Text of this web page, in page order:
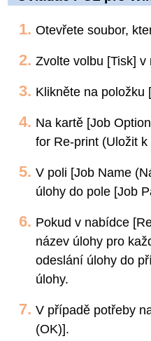
Otevřete soubor,
Zvolte volbu [Tisk]
Klikněte na položku
Na kartě [Job
for Re-print (Uložit
V poli [Job Name
úlohy do pole [Job
Pokud v nabídce
název úlohy pro
odeslání úlohy do
úlohy.
V případě potřeby
(OK)].